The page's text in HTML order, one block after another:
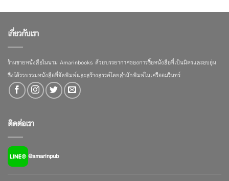
เกี่ยวกับเรา
ร้านขายหนังสือในนาม Amarinbooks ด้วยบรรยากาศของการซื้อหนังสือที่เป็นมิตรและอบอุ่น
ซึ่งได้รวบรวมหนังสือที่จัดพิมพ์และสร้างสรรค์โดยสำนักพิมพ์ในเครืออมรินทร์
ติดต่อเรา
@amarinpub